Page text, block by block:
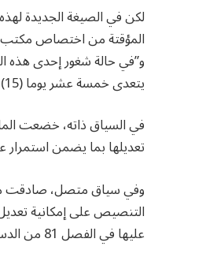
لكن في الصيغة الجديدة
المؤقتة من اختصاص مكتب
و”في حالة شغور إحدى
يتعدى خمسة عشر يوما (15) من وقوع هذا الشغور، على أساس احترام قاعدة التمثيل النسبي”، بحسب المادة ذاتها.
تعديلها بما يضمن
التنصيص على إمكانية
عليها في الفصل 81 من الدستور